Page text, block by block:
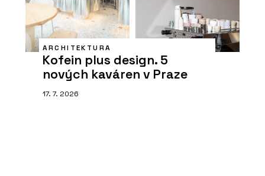
ARCHITEKTURA
Kofein plus design. 5
nových kaváren v Praze
17. 7. 2026